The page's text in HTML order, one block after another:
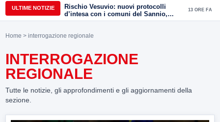
ULTIME NOTIZIE
Rischio Vesuvio: nuovi protocolli
d’intesa con i comuni del Sannio,
firmato il protocollo con Arpaise
13 ORE FA
Home > interrogazione regionale
INTERROGAZIONE
REGIONALE
Tutte le notizie, gli approfondimenti e gli aggiornamenti della
sezione.